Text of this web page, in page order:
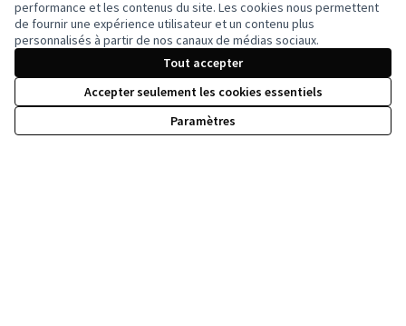
performance et les contenus du site. Les cookies nous permettent
de fournir une expérience utilisateur et un contenu plus
personnalisés à partir de nos canaux de médias sociaux.
Tout accepter
Accepter seulement les cookies essentiels
Paramètres